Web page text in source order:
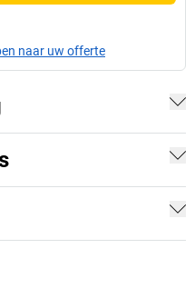
naar uw offerte